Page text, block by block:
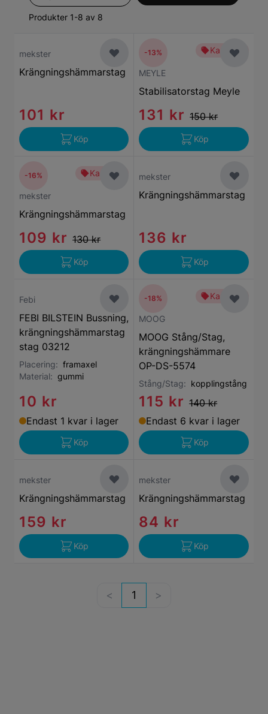
Produkter 1-8 av 8
mekster
Krängningshämmarstag
101 kr
Köp
Kampanj
MEYLE
Stabilisatorstag Meyle
131 kr 150 kr
-13%
Köp
Kampanj
mekster
Krängningshämmarstag
109 kr 130 kr
-16%
Köp
mekster
Krängningshämmarstag
136 kr
Köp
Febi
FEBI BILSTEIN Bussning,
krängningshämmarstag
stag 03212
Placering: framaxel
Material: gummi
10 kr
Endast 1 kvar i lager
Köp
Kampanj
MOOG
MOOG Stång/Stag,
krängningshämmare
OP-DS-5574
Stång/Stag: kopplingstång
115 kr 140 kr
-18%
Endast 6 kvar i lager
Köp
mekster
Krängningshämmarstag
159 kr
Köp
mekster
Krängningshämmarstag
84 kr
Köp
1